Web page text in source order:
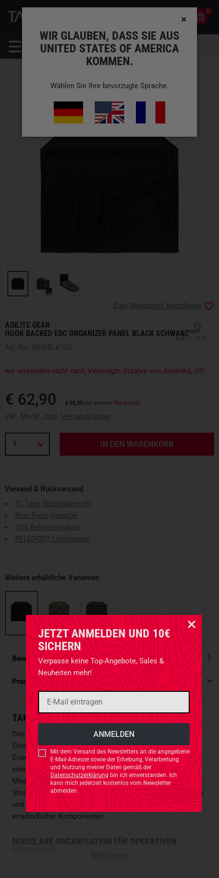
JETZT ANMELDEN UND 10€
SICHERN
Verpasse keine Top-Angebote, Sales &
Neuheiten mehr!
Mit dem Versand des Newsletters an die angegebene
E-Mail-Adresse sowie der Erhebung, Verarbeitung
und Nutzung meiner Daten gemäß der
Datenschutzerklärungbin ich einverstanden. Ich
kann mich jederzeit kostenlos vom Newsletter
abmelden.
0
AGILITE GEAR
HOOK BACKED EDC ORGANIZER PANEL BLACK SCHWARZ
Zum Merkzettel hinzufügen
Art.-Nr.: 8036BLK1SZ
wir versenden nicht nach Vereinigte Staaten von Amerika, US!
€ 62,90 € 50,32 mit unserer BlackCard
inkl. MwSt., zzgl. Versandkosten
1 IN DEN WARENKORB
Versand & Rückversand
31 Tage Rückgaberecht
Best-Preis-Garantie
10% Behördenrabatt
FELDPOST Lieferungen
Weitere erhältliche Varianten
Bewertungen 4.91/ 5 Sternen
Produktdetails
TAKTISCHE EFFIZIENZ OHNE KOMPROMISSE
Das Agilite Organizer Panelwurde für spezialisierte
Einsatzkräfte entwickelt. Konzipiert als modulare
Erweiterung für denAMAP III Assault Pack, ermöglicht es
eine optimierte Lastenorganisation für Waffenmagazine,
Medizingerät und elektronische Ausrüstung. Die präzise
Strukturierung sichert eine schnelle Entnahme unter Stress
und gewährleistet gleichzeitig maximalen Schutz
empfindlicher Komponenten.
MODULARE ORGANISATION FÜR OPERATIVEN
WIR GLAUBEN, DASS SIE AUS
UNITED STATES OF AMERICA
KOMMEN.
Wählen Sie Ihre bevorzugte Sprache.